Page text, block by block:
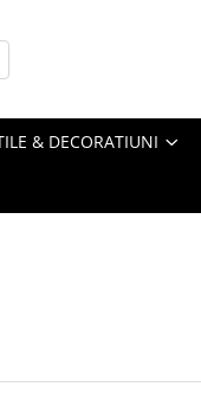
& DECORATIUNI